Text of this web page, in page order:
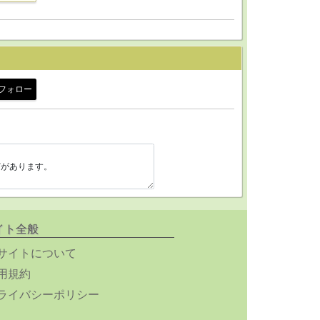
ォロー
ト全般
イトについて
規約
イバシーポリシー